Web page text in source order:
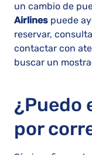
un cambio de
Airlines puede
reservar,
contactar con
buscar un
¿Puedo
por